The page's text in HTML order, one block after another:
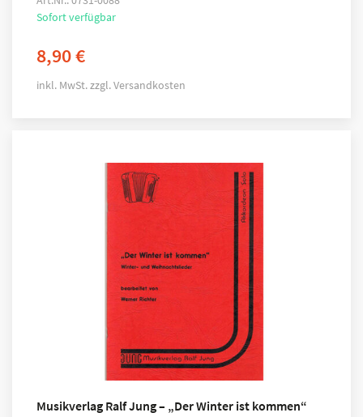
Sofort verfügbar
8,90€
inkl. MwSt.zzgl.Versandkosten
Musikverlag Ralf Jung – „Der Winter ist kommen“